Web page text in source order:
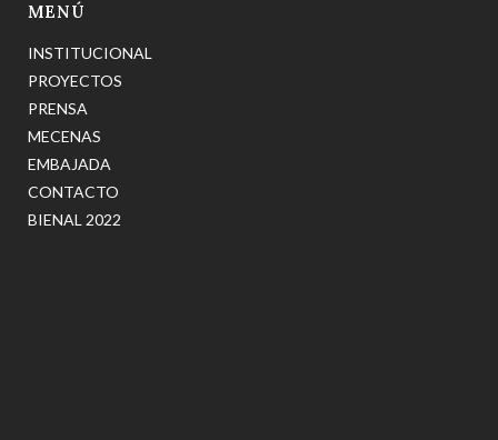
MENÚ
INSTITUCIONAL
PROYECTOS
PRENSA
MECENAS
EMBAJADA
CONTACTO
BIENAL 2022